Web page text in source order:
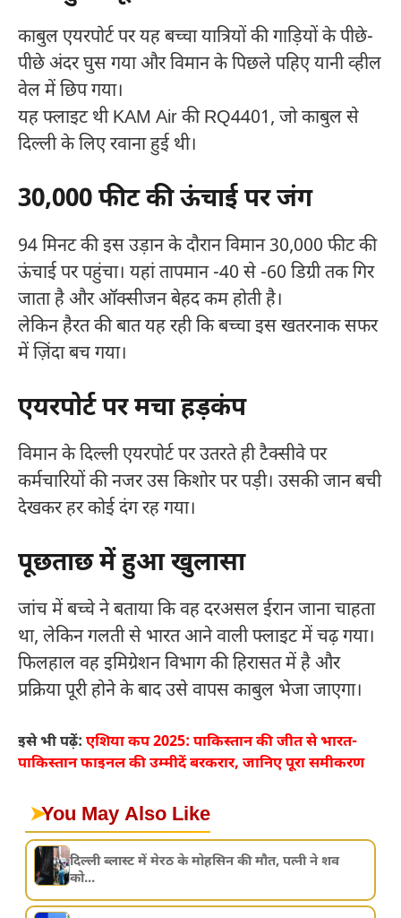
काबुल एयरपोर्ट पर यह बच्चा यात्रियों की गाड़ियों के पीछे-
पीछे अंदर घुस गया और विमान के पिछले पहिए यानी व्हील
वेल में छिप गया।
यह फ्लाइट थी KAM Air की RQ4401, जो काबुल से
दिल्ली के लिए रवाना हुई थी।
30,000 फीट की ऊंचाई पर जंग
94 मिनट की इस उड़ान के दौरान विमान 30,000 फीट की
ऊंचाई पर पहुंचा। यहां तापमान -40 से -60 डिग्री तक गिर
जाता है और ऑक्सीजन बेहद कम होती है।
लेकिन हैरत की बात यह रही कि बच्चा इस खतरनाक सफर
में ज़िंदा बच गया।
एयरपोर्ट पर मचा हड़कंप
विमान के दिल्ली एयरपोर्ट पर उतरते ही टैक्सीवे पर
कर्मचारियों की नजर उस किशोर पर पड़ी। उसकी जान बची
देखकर हर कोई दंग रह गया।
पूछताछ में हुआ खुलासा
जांच में बच्चे ने बताया कि वह दरअसल ईरान जाना चाहता
था, लेकिन गलती से भारत आने वाली फ्लाइट में चढ़ गया।
फिलहाल वह इमिग्रेशन विभाग की हिरासत में है और
प्रक्रिया पूरी होने के बाद उसे वापस काबुल भेजा जाएगा।
इसे भी पढ़ें: एशिया कप 2025: पाकिस्तान की जीत से भारत-
पाकिस्तान फाइनल की उम्मीदें बरकरार, जानिए पूरा समीकरण
➤You May Also Like
दिल्ली ब्लास्ट में मेरठ के मोहसिन की मौत, पत्नी ने शव
को...